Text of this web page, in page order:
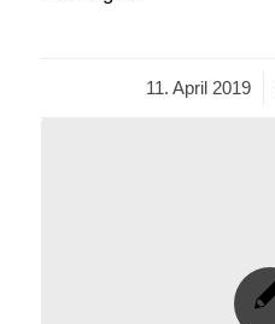
11. April 2019
/